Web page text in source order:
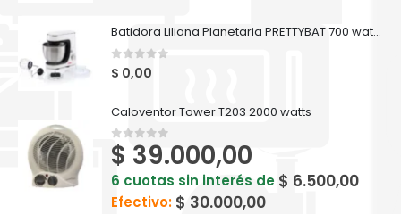
Batidora Liliana Planetaria PRETTYBAT 700 watts - AB909
0 out of 5
$ 0,00
Caloventor Tower T203 2000 watts
0out of 5
$ 39.000,00
6 cuotas sin interés de $ 6.500,00
Efectivo: $ 30.000,00